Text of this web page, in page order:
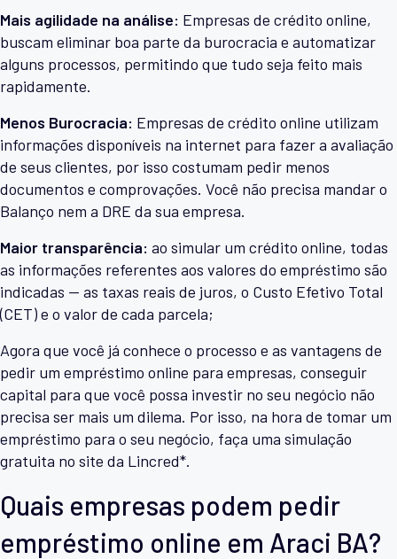
Mais agilidade na análise: Empresas de crédito online,
buscam eliminar boa parte da burocracia e automatizar
alguns processos, permitindo que tudo seja feito mais
rapidamente.
Menos Burocracia: Empresas de crédito online utilizam
informações disponíveis na internet para fazer a avaliação
de seus clientes, por isso costumam pedir menos
documentos e comprovações. Você não precisa mandar o
Balanço nem a DRE da sua empresa.
Maior transparência: ao simular um crédito online, todas
as informações referentes aos valores do empréstimo são
indicadas — as taxas reais de juros, o Custo Efetivo Total
(CET) e o valor de cada parcela;
Agora que você já conhece o processo e as vantagens de
pedir um empréstimo online para empresas, conseguir
capital para que você possa investir no seu negócio não
precisa ser mais um dilema. Por isso, na hora de tomar um
empréstimo para o seu negócio, faça uma simulação
gratuita no site da Lincred*.
Quais empresas podem pedir
empréstimo online em Araci BA?